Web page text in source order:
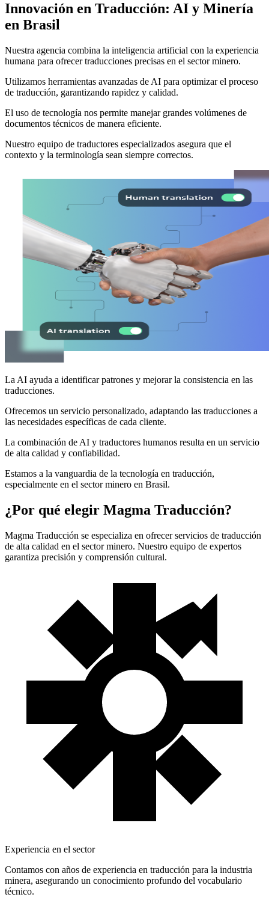
Innovación en Traducción: AI y Minería
en Brasil
Nuestra agencia combina la inteligencia artificial con la experiencia
humana para ofrecer traducciones precisas en el sector minero.
Utilizamos herramientas avanzadas de AI para optimizar el proceso
de traducción, garantizando rapidez y calidad.
El uso de tecnología nos permite manejar grandes volúmenes de
documentos técnicos de manera eficiente.
Nuestro equipo de traductores especializados asegura que el
contexto y la terminología sean siempre correctos.
La AI ayuda a identificar patrones y mejorar la consistencia en las
traducciones.
Ofrecemos un servicio personalizado, adaptando las traducciones a
las necesidades específicas de cada cliente.
La combinación de AI y traductores humanos resulta en un servicio
de alta calidad y confiabilidad.
Estamos a la vanguardia de la tecnología en traducción,
especialmente en el sector minero en Brasil.
¿Por qué elegir Magma Traducción?
Magma Traducción se especializa en ofrecer servicios de traducción
de alta calidad en el sector minero. Nuestro equipo de expertos
garantiza precisión y comprensión cultural.
Experiencia en el sector
Contamos con años de experiencia en traducción para la industria
minera, asegurando un conocimiento profundo del vocabulario
técnico.